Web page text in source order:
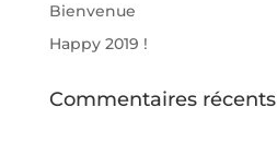
Bienvenue
Happy 2019 !
Commentaires récents